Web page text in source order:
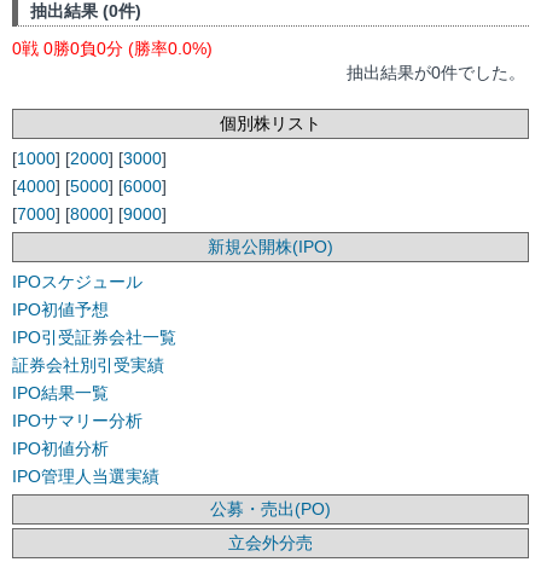
抽出結果 (0件)
0戦 0勝0負0分 (勝率0.0%)
抽出結果が0件でした。
個別株リスト
[1000] [2000] [3000]
[4000] [5000] [6000]
[7000] [8000] [9000]
新規公開株(IPO)
IPOスケジュール
IPO初値予想
IPO引受証券会社一覧
証券会社別引受実績
IPO結果一覧
IPOサマリー分析
IPO初値分析
IPO管理人当選実績
公募・売出(PO)
立会外分売